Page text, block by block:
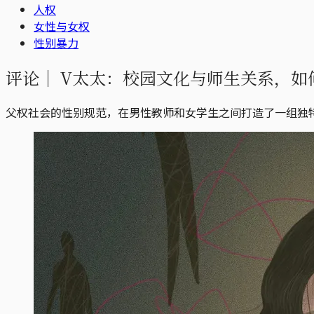
人权
女性与女权
性别暴力
评论｜ V太太：校园文化与师生关系，
父权社会的性别规范，在男性教师和女学生之间打造了一组独